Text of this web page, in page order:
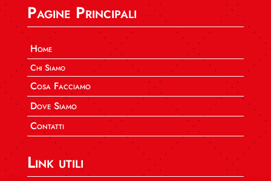
Pagine Principali
Home
Chi Siamo
Cosa Facciamo
Dove Siamo
Contatti
Link utili